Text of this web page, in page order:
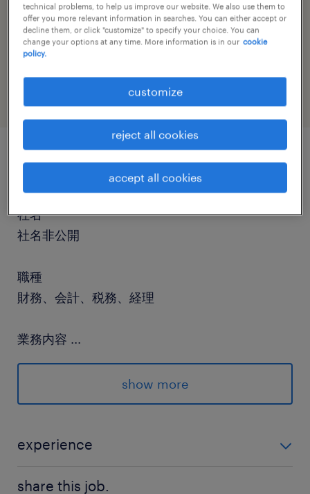
job category
job details
社名
社名非公開
職種
財務、会計、税務、経理
業務内容 ...
経費精算サポートチームでは各部署内で発生した
経費の精算処理を担当していただきます。在宅勤
務も可能ですが、入所数か月は環境や業務に慣れ
応じて週1回程度の出社を想定しています。●仕事
い者メンバー5名前後の、業務調整をお願いしま
show more
experience
share this job.
technical problems, to help us improve our website. We also use them to
offer you more relevant information in searches. You can either accept or
decline them, or click "customize" to specify your choice. You can
change your options at any time. More information is in our cookie
policy.
customize
reject all cookies
accept all cookies